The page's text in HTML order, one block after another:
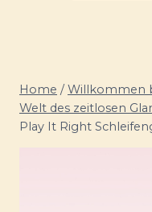
Home / Willkommen
Welt des zeitlosen
Play It Right